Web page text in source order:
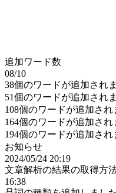
追加ワード数
08/10
38個のワードが追加され
51個のワードが追加され
108個のワードが追加され
164個のワードが追加され
194個のワードが追加され
お知らせ
2024/05/24 20:19
文章解析の結果の取得方
16:38